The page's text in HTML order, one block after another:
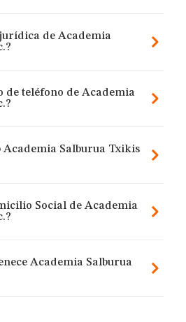
de Academia
de teléfono de Academia
Academia Salburua Txikis
Social de Academia
Academia Salburua